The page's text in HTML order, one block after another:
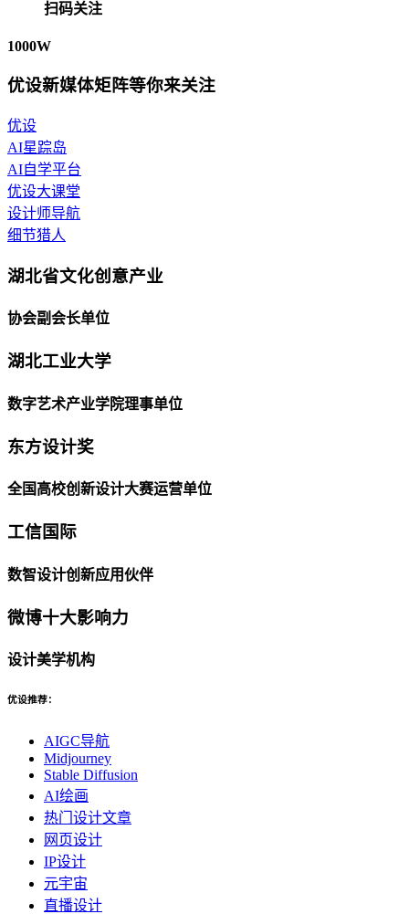
扫码关注
1000W
优设新媒体矩阵等你来关注
优设
AI星踪岛
AI自学平台
优设大课堂
设计师导航
细节猎人
湖北省文化创意产业
协会副会长单位
湖北工业大学
数字艺术产业学院理事单位
东方设计奖
全国高校创新设计大赛运营单位
工信国际
数智设计创新应用伙伴
微博十大影响力
设计美学机构
优设推荐：
AIGC导航
Midjourney
Stable Diffusion
AI绘画
热门设计文章
网页设计
IP设计
元宇宙
直播设计